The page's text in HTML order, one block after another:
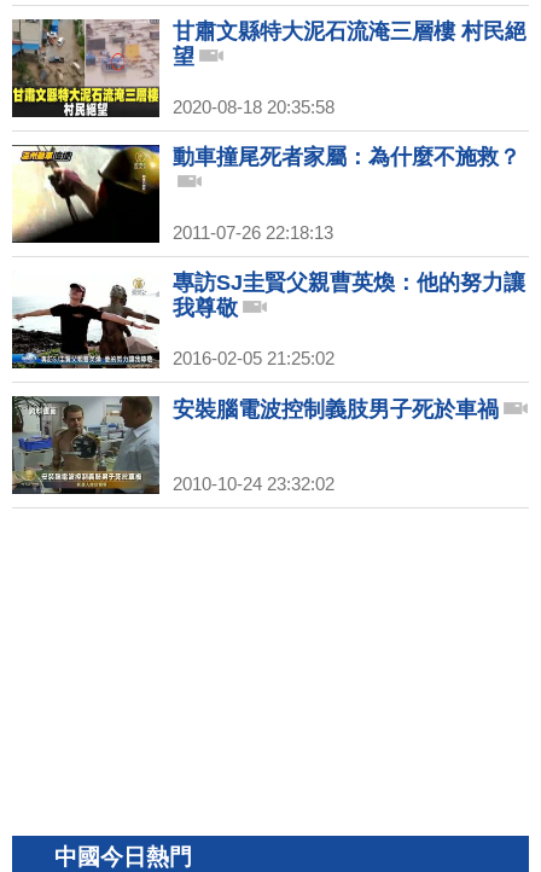
甘肅文縣特大泥石流淹三層樓 村民絕
望
2020-08-18 20:35:58
動車撞尾死者家屬：為什麼不施救？
2011-07-26 22:18:13
專訪SJ圭賢父親曹英煥：他的努力讓
我尊敬
2016-02-05 21:25:02
安裝腦電波控制義肢男子死於車禍
2010-10-24 23:32:02
中國今日熱門